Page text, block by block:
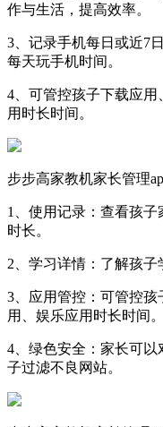
作与生活，提高效率。
3、记录手机每日或近7
每天玩手机时间。
4、可管控孩子下载应
用时长时间。
步步高家教机家长管理
1、使用记录：查看孩子
时长。
2、学习详情：了解孩子
3、应用管控：可管控
用、娱乐应用时长时间。
4、绿色安全：家长可
子过滤不良网站。